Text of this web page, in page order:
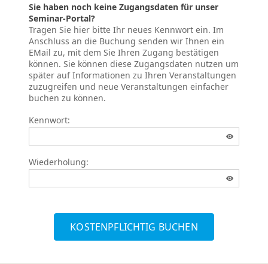
Sie haben noch keine Zugangsdaten für unser
Seminar-Portal?
Tragen Sie hier bitte Ihr neues Kennwort ein. Im
Anschluss an die Buchung senden wir Ihnen ein
EMail zu, mit dem Sie Ihren Zugang bestätigen
können. Sie können diese Zugangsdaten nutzen um
später auf Informationen zu Ihren Veranstaltungen
zuzugreifen und neue Veranstaltungen einfacher
buchen zu können.
Kennwort:
Wiederholung:
KOSTENPFLICHTIG BUCHEN